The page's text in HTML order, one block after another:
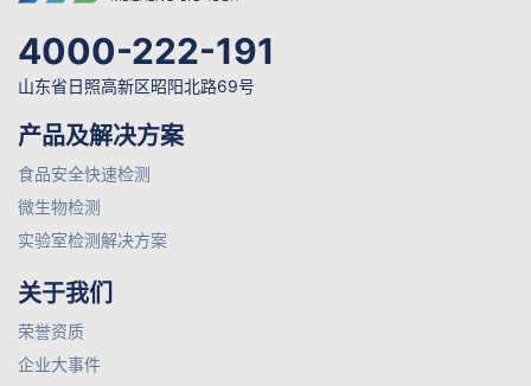
4000-222-191
山东省日照高新区昭阳北路69号
产品及解决方案
食品安全快速检测
微生物检测
实验室检测解决方案
关于我们
荣誉资质
企业大事件